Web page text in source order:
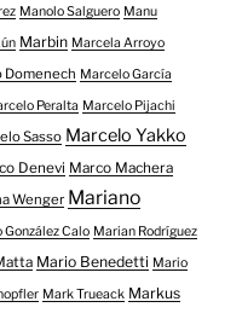
Manolo Salguero Manu
Marbin Marcela Arroyo
Domenech Marcelo García
Peralta Marcelo Pijachi
Sasso Marcelo Yakko
Denevi Marco Machera
Wenger Mariano
González Calo Marian Rodríguez
Mario Benedetti Mario
Mark Trueack Markus